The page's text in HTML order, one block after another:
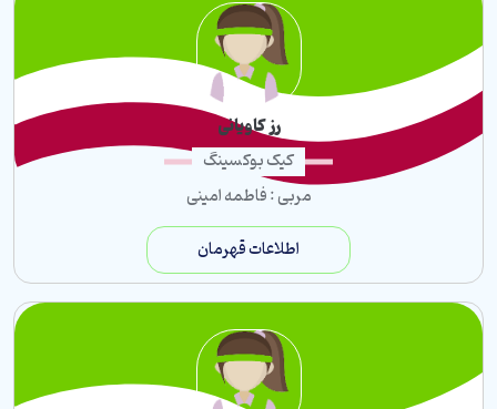
رز کاویانی
کیک بوکسینگ
مربی : فاطمه امینی
اطلاعات قهرمان